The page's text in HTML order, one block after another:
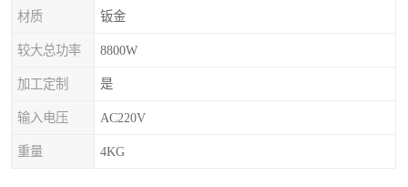
材质 钣金
较大总功率 8800W
加工定制 是
输入电压 AC220V
重量 4KG